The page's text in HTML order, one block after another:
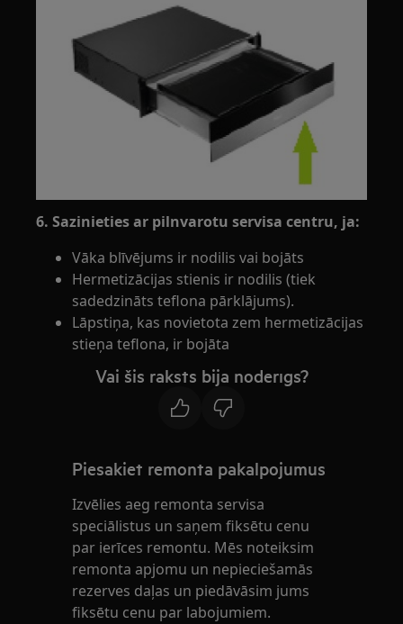
6. Sazinieties ar pilnvarotu servisa centru, ja:
Vāka blīvējums ir nodilis vai bojāts
Hermetizācijas stienis ir nodilis (tiek
sadedzināts teflona pārklājums).
Lāpstiņa, kas novietota zem hermetizācijas
stieņa teflona, ir bojāta
Vai šis raksts bija noderīgs?
Piesakiet remonta pakalpojumus
Izvēlies aeg remonta servisa
speciālistus un saņem fiksētu cenu
par ierīces remontu. Mēs noteiksim
remonta apjomu un nepieciešamās
rezerves daļas un piedāvāsim jums
fiksētu cenu par labojumiem.